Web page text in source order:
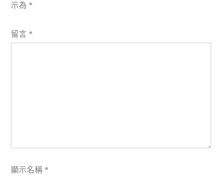
示為 *
留言 *
顯示名稱 *